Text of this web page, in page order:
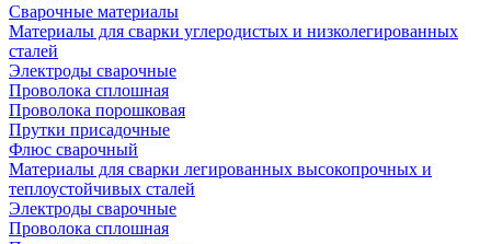
Сварочные материалы
Материалы для сварки углеродистых и низколегированных
сталей
Электроды сварочные
Проволока сплошная
Проволока порошковая
Прутки присадочные
Флюс сварочный
Материалы для сварки легированных высокопрочных и
теплоустойчивых сталей
Электроды сварочные
Проволока сплошная